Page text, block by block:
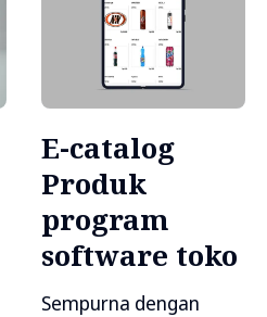
E-catalog
Produk
program
software toko
Sempurna dengan